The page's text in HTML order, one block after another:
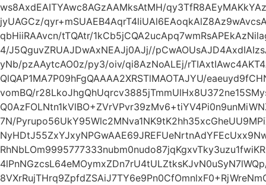
ws8AxdEAITYAwc8AGzAAMksAtMH/
jyUAGCz/
qbHiiRAAvcn/tTQAtr/
4/J5QguvZRUAJDwAxNEAJj0AJj//
yNb/pzAAytcAO0z/py3/oiv/qi8AzNoALEj/
QlQAP1MA7P09hFgQAAAA2XRSTlMAOTAJYU/
vomBQ/
7N/